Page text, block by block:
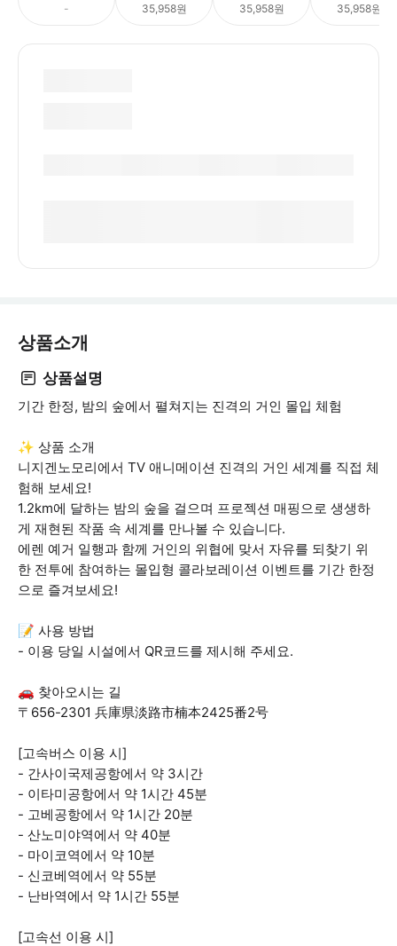
- 35,958원 35,958원 35,958원
상품소개
상품설명
기간 한정, 밤의 숲에서 펼쳐지는 진격의 거인 몰입 체험
✨ 상품 소개
니지겐노모리에서 TV 애니메이션 진격의 거인 세계를 직접 체
험해 보세요!
1.2km에 달하는 밤의 숲을 걸으며 프로젝션 매핑으로 생생하
게 재현된 작품 속 세계를 만나볼 수 있습니다.
에렌 예거 일행과 함께 거인의 위협에 맞서 자유를 되찾기 위
한 전투에 참여하는 몰입형 콜라보레이션 이벤트를 기간 한정
으로 즐겨보세요!
📝 사용 방법
- 이용 당일 시설에서 QR코드를 제시해 주세요.
🚗 찾아오시는 길
〒656-2301 兵庫県淡路市楠本2425番2号
[고속버스 이용 시]
- 간사이국제공항에서 약 3시간
- 이타미공항에서 약 1시간 45분
- 고베공항에서 약 1시간 20분
- 산노미야역에서 약 40분
- 마이코역에서 약 10분
- 신코베역에서 약 55분
- 난바역에서 약 1시간 55분
[고속선 이용 시]